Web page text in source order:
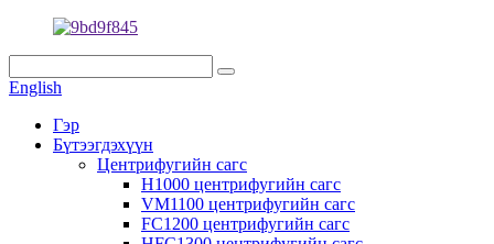
English
Гэр
Бүтээгдэхүүн
Центрифугийн сагс
H1000 центрифугийн сагс
VM1100 центрифугийн сагс
FC1200 центрифугийн сагс